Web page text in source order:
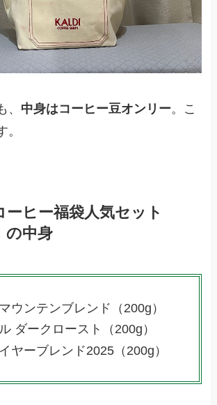
、 中身はコーヒー豆オンリー。こ
。
ーヒー福袋人気セット
の中身
ウンテンブレンド（200g）
ダークロースト（200g）
ヤーブレンド2025（200g）